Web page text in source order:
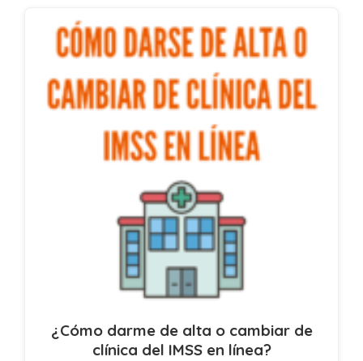
¿Cómo darme de alta o cambiar de
clínica del IMSS en línea?